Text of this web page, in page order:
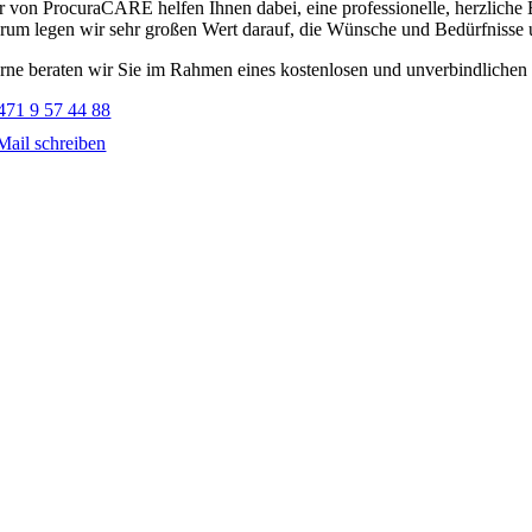
von ProcuraCARE helfen Ihnen dabei, eine professionelle,
legen wir sehr großen Wert darauf, die Wünsche und Bedürfnisse
beraten wir Sie im Rahmen eines kostenlosen und
9 57 44 88
schreiben